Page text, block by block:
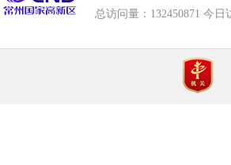
总访问量： 132450871 今日